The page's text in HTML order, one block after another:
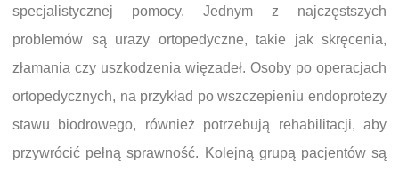
specjalistycznej pomocy. Jednym z najczęstszych
problemów są urazy ortopedyczne, takie jak skręcenia,
złamania czy uszkodzenia więzadeł. Osoby po operacjach
ortopedycznych, na przykład po wszczepieniu endoprotezy
stawu biodrowego, również potrzebują rehabilitacji, aby
przywrócić pełną sprawność. Kolejną grupą pacjentów są